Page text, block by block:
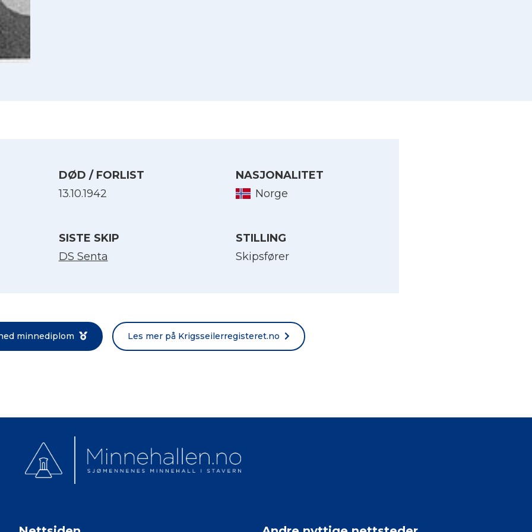
DØD / FORLIST
13.10.1942
NASJONALITET
Norge
SISTE SKIP
DS Senta
STILLING
Skipsfører
minnediplom Les mer på Krigsseilerregisteret.no
English